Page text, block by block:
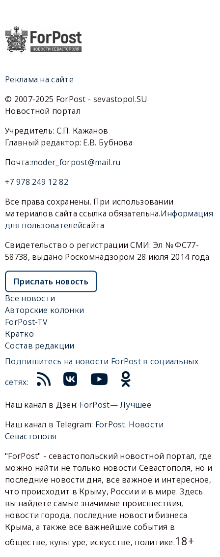
Реклама на сайте
© 2007-2025 ForPost - sevastopol.SU
Новостной портал
Учредитель: С.П. Кажанов
Главный редактор: Е.В. Бубнова
Почта:moder_forpost@mail.ru
+7 978 249 12 82
Все права сохранены. При использовании
материалов сайта ссылка обязательна.Информация
для пользователейсайта
Свидетельство о регистрации СМИ: Эл № ФС77-
58738, выдано Роскомнадзором 28 июля 2014 года
Прислать новость
Все новости
Авторские колонки
ForPost-TV
Кратко
Состав редакции
Подпишитесь на новости ForPost в социальных
сетях:
Наш канал в Дзен: ForPost— Лучшее
Наш канал в Telegram: ForPost. Новости
Севастополя
"ForPost" - севастопольский новостной портал, где
можно найти не только новости Севастополя, но и
последние новости дня, все важное и интересное,
что происходит в Крыму, России и в мире. Здесь
вы найдете самые значимые происшествия,
новости города, последние новости бизнеса
Крыма, а также все важнейшие события в
обществе, культуре, искусстве, политике.18+